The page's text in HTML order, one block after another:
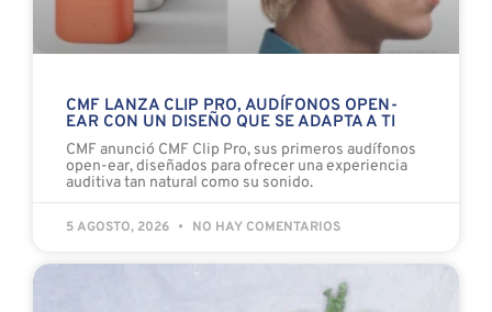
CMF LANZA CLIP PRO, AUDÍFONOS OPEN-
EAR CON UN DISEÑO QUE SE ADAPTA A TI
CMF anunció CMF Clip Pro, sus primeros audífonos
open-ear, diseñados para ofrecer una experiencia
auditiva tan natural como su sonido.
5 AGOSTO, 2026 NO HAY COMENTARIOS